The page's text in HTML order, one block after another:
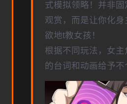
式模拟领略！并非
观赏，而是让你化
欲地t教女孩！
根据不同玩法，女主
的台词和动画给予不